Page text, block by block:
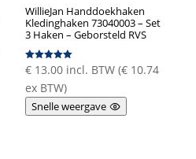
WillieJan Handdoekhaken
Kledinghaken 73040003 – Set
3 Haken – Geborsteld RVS
Gewaardeer
d
5.00
uit 5
€ 13.00 incl. BTW (€ 10.74
ex BTW)
Snelle weergave